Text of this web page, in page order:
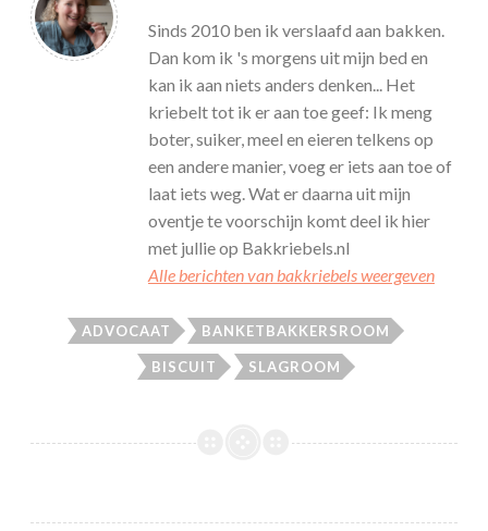
Sinds 2010 ben ik verslaafd aan bakken.
Dan kom ik 's morgens uit mijn bed en
kan ik aan niets anders denken... Het
kriebelt tot ik er aan toe geef: Ik meng
boter, suiker, meel en eieren telkens op
een andere manier, voeg er iets aan toe of
laat iets weg. Wat er daarna uit mijn
oventje te voorschijn komt deel ik hier
met jullie op Bakkriebels.nl
Alle berichten van bakkriebels weergeven
ADVOCAAT BANKETBAKKERSROOM
BISCUIT SLAGROOM